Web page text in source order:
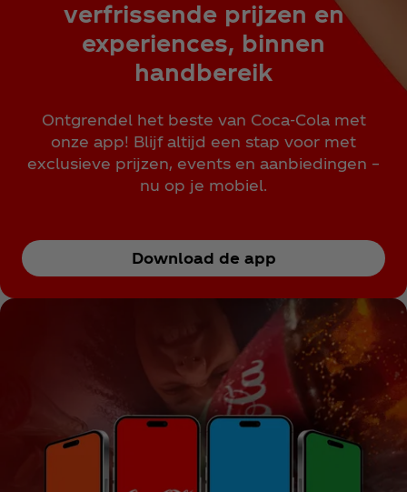
verfrissende prijzen en
experiences, binnen
handbereik
Ontgrendel het beste van Coca‑Cola met
onze app! Blijf altijd een stap voor met
exclusieve prijzen, events en aanbiedingen –
nu op je mobiel.
Download de app